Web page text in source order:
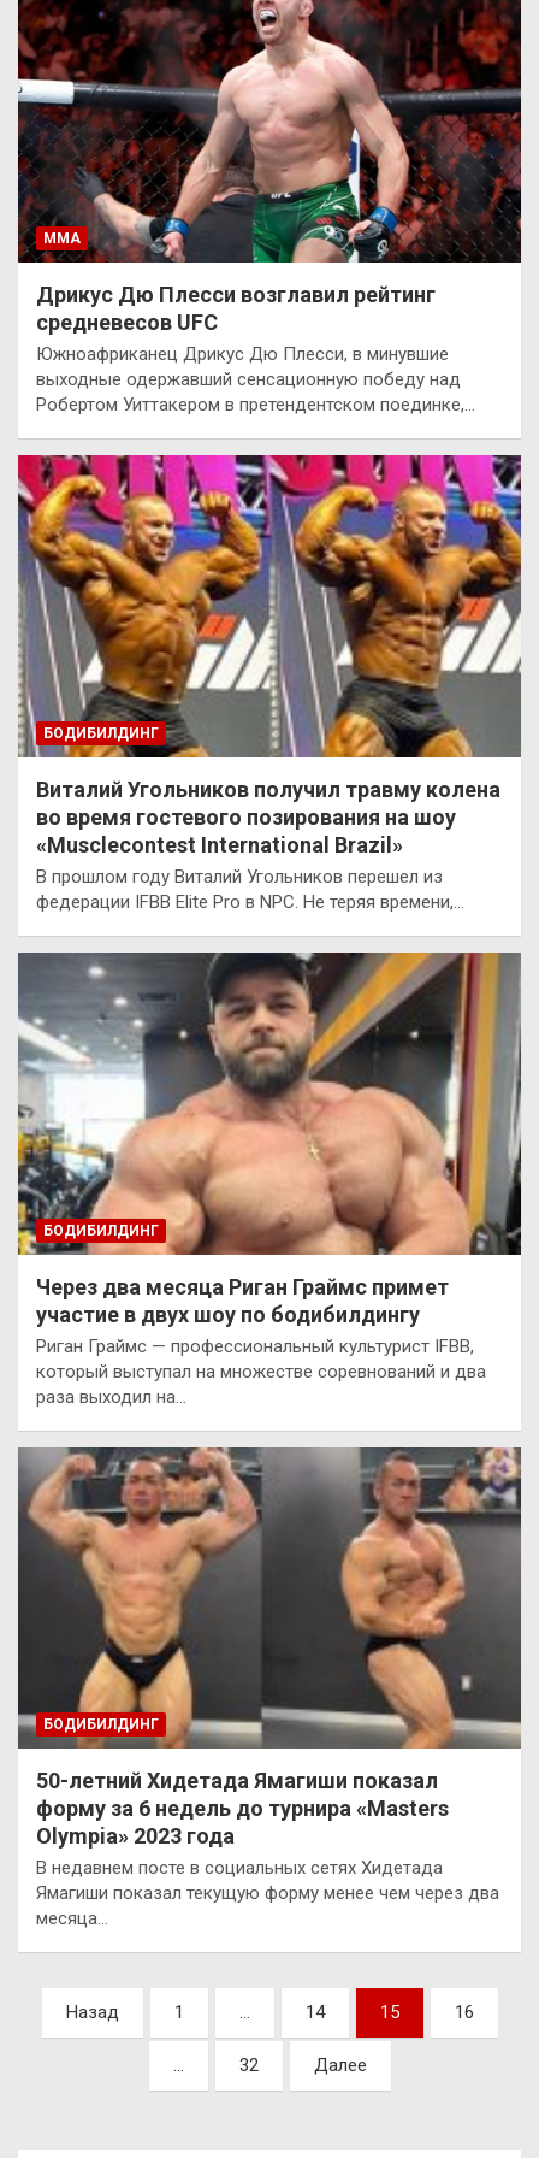
ММА
Дрикус Дю Плесси возглавил рейтинг
средневесов UFC
Южноафриканец Дрикус Дю Плесси, в минувшие
выходные одержавший сенсационную победу над
Робертом Уиттакером в претендентском поединке,…
БОДИБИЛДИНГ
Виталий Угольников получил травму колена
во время гостевого позирования на шоу
«Musclecontest International Brazil»
В прошлом году Виталий Угольников перешел из
федерации IFBB Elite Pro в NPC. Не теряя времени,…
БОДИБИЛДИНГ
Через два месяца Риган Граймс примет
участие в двух шоу по бодибилдингу
Риган Граймс — профессиональный культурист IFBB,
который выступал на множестве соревнований и два
раза выходил на…
БОДИБИЛДИНГ
50-летний Хидетада Ямагиши показал
форму за 6 недель до турнира «Masters
Olympia» 2023 года
В недавнем посте в социальных сетях Хидетада
Ямагиши показал текущую форму менее чем через два
месяца…
Пагинация
записей
Назад 1 … 14 15 16
… 32 Далее